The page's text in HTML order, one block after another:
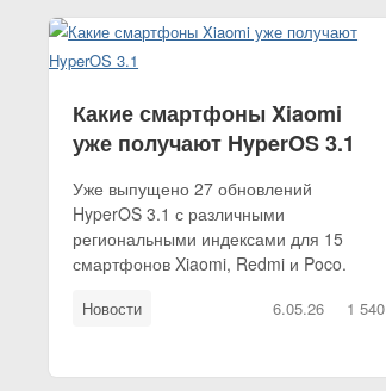
Какие смартфоны Xiaomi
уже получают HyperOS 3.1
Уже выпущено 27 обновлений
HyperOS 3.1 с различными
региональными индексами для 15
смартфонов Xiaomi, Redmi и Poco.
Новости 6.05.26 1 540